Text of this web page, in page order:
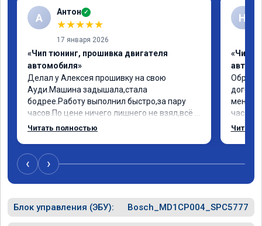
А Антон ✓
★★★★★
17 января 2026
«Чип тюнинг, прошивка двигателя
автомобиля»
Делал у Алексея прошивку на свою
Ауди.Машина задышала,стала
бодрее.Работу выполнил быстро,за пару
часов.По цене ничего лишнего не взял,всё
как договаривались заранее.После работы
случае поломки авто.Однозначно
рекомендую Алексея как грамотного
специалиста!
Читать полностью
Н
«Чип
меня
час
Арман
Читать
‹ ›
Блок управления (ЭБУ): Bosch_MD1CP004_SPC5777